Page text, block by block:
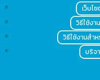
เว็บไ
วิธีใช้ง
วิธีใช้งานสำ
บริจ